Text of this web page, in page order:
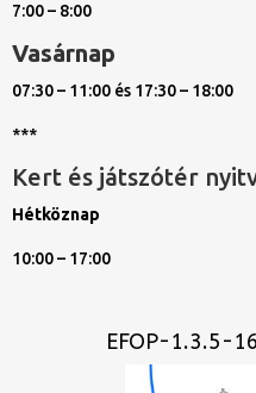
7:00 – 8:00
Vasárnap
07:30 – 11:00 és 17:30 – 18:00
***
Kert és játszótér
Hétköznap
10:00 – 17:00
EFOP-1.3.5-